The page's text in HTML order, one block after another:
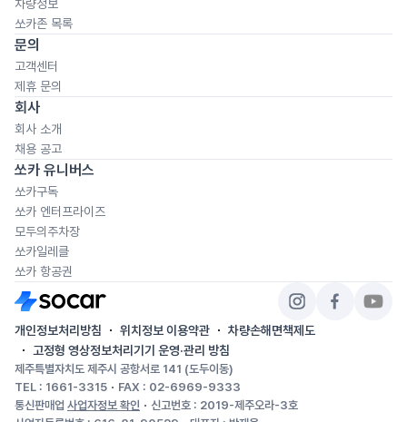
개인정보처리방침 위치정보 이용약관
차량손해면책제도
고정형 영상정보처리기기 운영·관리 방침
제주특별자치도 제주시 공항서로 141 (도두이동)
TEL : 1661-3315
FAX : 02-6969-9333
통신판매업 사업자정보 확인
신고번호 : 2019-제주오라-3호
차량정보
쏘카존 목록
문의
고객센터
제휴 문의
회사
회사 소개
채용 공고
쏘카 유니버스
쏘카구독
쏘카 엔터프라이즈
모두의주차장
쏘카일레클
쏘카 항공권